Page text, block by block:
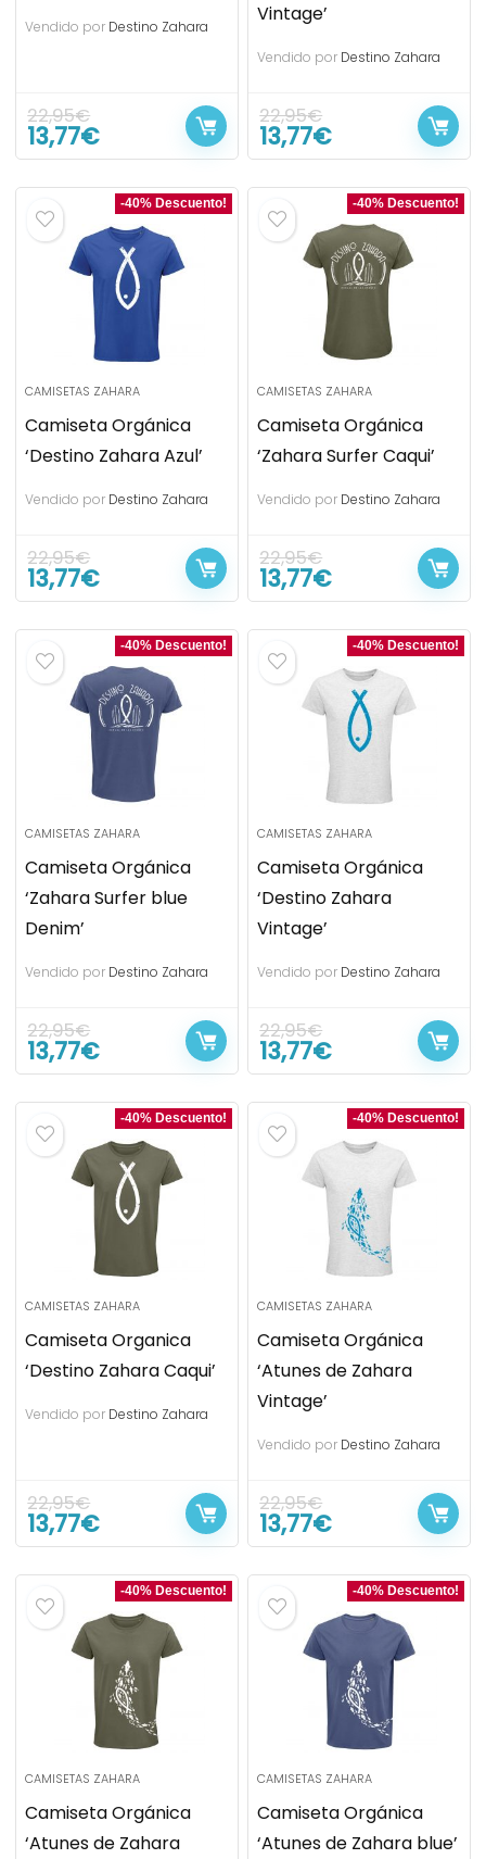
Vendido por Destino Zahara
22,95€
13,77€
Vintage’
Vendido por Destino Zahara
22,95€
13,77€
-40% Descuento!
CAMISETAS ZAHARA
Camiseta Orgánica
‘Destino Zahara Azul’
Vendido por Destino Zahara
22,95€
13,77€
-40% Descuento!
CAMISETAS ZAHARA
Camiseta Orgánica
‘Zahara Surfer Caqui’
Vendido por Destino Zahara
22,95€
13,77€
-40% Descuento!
CAMISETAS ZAHARA
Camiseta Orgánica
‘Zahara Surfer blue
Denim’
Vendido por Destino Zahara
22,95€
13,77€
-40% Descuento!
CAMISETAS ZAHARA
Camiseta Orgánica
‘Destino Zahara
Vintage’
Vendido por Destino Zahara
22,95€
13,77€
-40% Descuento!
CAMISETAS ZAHARA
Camiseta Organica
‘Destino Zahara Caqui’
Vendido por Destino Zahara
22,95€
13,77€
-40% Descuento!
CAMISETAS ZAHARA
Camiseta Orgánica
‘Atunes de Zahara
Vintage’
Vendido por Destino Zahara
22,95€
13,77€
-40% Descuento!
CAMISETAS ZAHARA
Camiseta Orgánica
‘Atunes de Zahara
-40% Descuento!
CAMISETAS ZAHARA
Camiseta Orgánica
‘Atunes de Zahara blue’